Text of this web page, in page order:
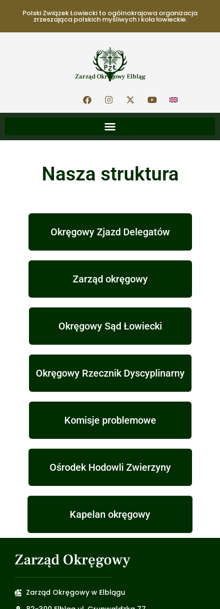
Polski Związek Łowiecki to ogólnokrajowa organizacja
zrzeszająca polskich myśliwych i koła łowieckie.
Zarząd Okręgowy Elbląg
Nasza struktura
Okręgowy Zjazd Delegatów
Zarząd okręgowy
Okręgowy Sąd Łowiecki
Okręgowy Rzecznik Dyscyplinarny
Komisje problemowe
Ośrodek Hodowli Zwierzyny
Kapelan okręgowy
Zarząd Okręgowy
Zarząd Okręgowy w Elblągu